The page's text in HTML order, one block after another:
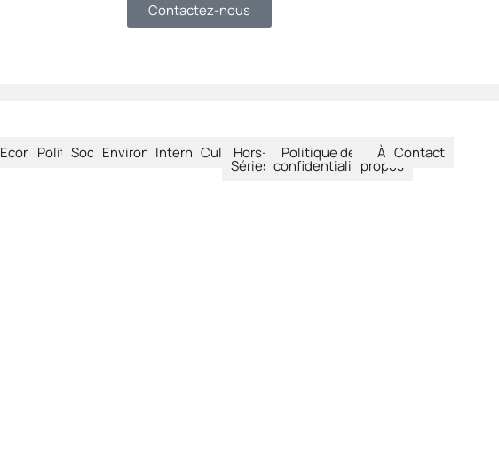
Contactez-nous
EconomiePolitiqueSociétéEnvironnementInternational
CultureHors-
Séries
Politique de
confidentialité
À
propos
Contact